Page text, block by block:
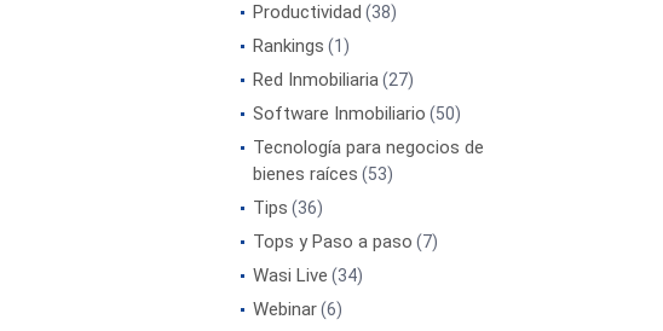
Productividad (38)
Rankings (1)
Red Inmobiliaria(27)
Software Inmobiliario (50)
Tecnología para negocios de
bienes raíces (53)
Tips (36)
Tops y Paso a paso (7)
Wasi Live (34)
Webinar(6)